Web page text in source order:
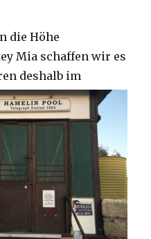
die Höhe
Mia schaffen wir es
deshalb im